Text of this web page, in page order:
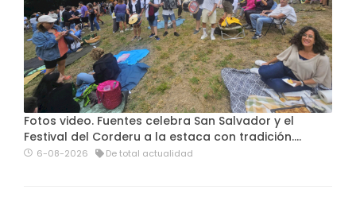
Fotos video. Fuentes celebra San Salvador y el
Festival del Corderu a la estaca con tradición....
6-08-2026 De total actualidad